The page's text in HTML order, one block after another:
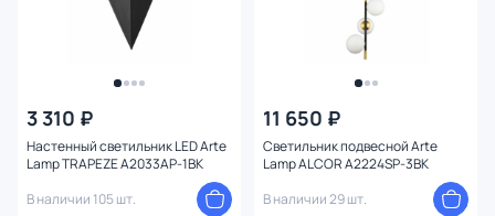
3 310 ₽
Настенный светильник LED Arte
Lamp TRAPEZE A2033AP-1BK
В наличии 105 шт.
11 650 ₽
Светильник подвесной Arte
Lamp ALCOR A2224SP-3BK
В наличии 29 шт.